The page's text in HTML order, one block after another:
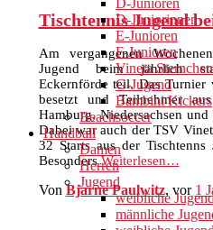
D-Junioren
D-Juniorinnen
E-Junioren
F-Junioren
Vineta
G-Jugend
Bambini Kickers
Beachsoccer
Handball
Damen
Herren
Jugend
weibliche
männliche
Tischtennis Jugend
Am vergangenen
Jugend beim jährlich
Eckernförde teil. Das
besetzt und Teilnehmer
Hamburg, Niedersachsen
Dabei war auch der TSV
32 Starts aus der Tischtenns
BesondersWeiterlesen…
VonBjarne Paulwitz, vor 1